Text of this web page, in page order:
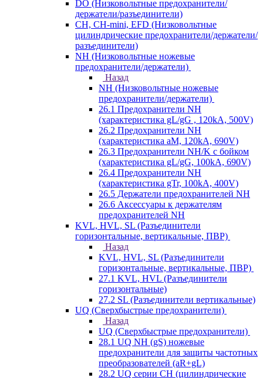
DO (Низковольтные предохранители/
держатели/разъединители)
CH, CH-mini, EFD (Низковольтные
цилиндрические предохранители/держатели/
разъединители)
NH (Низковольтные ножевые
предохранители/держатели)
Назад
NH (Низковольтные ножевые
предохранители/держатели)
26.1 Предохранители NH
(характеристика gL/gG , 120kA, 500V)
26.2 Предохранители NH
(характеристика aM, 120kA, 690V)
26.3 Предохранители NH/K с бойком
(характеристика gL/gG, 100kA, 690V)
26.4 Предохранители NH
(характеристика gTr, 100kA, 400V)
26.5 Держатели предохранителей NH
26.6 Аксессуары к держателям
предохранителей NH
KVL, HVL, SL (Разъединители
горизонтальные, вертикальные, ПВР)
Назад
KVL, HVL, SL (Разъединители
горизонтальные, вертикальные, ПВР)
27.1 KVL, HVL (Разъединители
горизонтальные)
27.2 SL (Разъединители вертикальные)
UQ (Сверхбыстрые предохранители)
Назад
UQ (Сверхбыстрые предохранители)
28.1 UQ NH (gS) ножевые
предохранители для защиты частотных
преобразователей (aR+gL)
28.2 UQ серии CH (цилиндрические